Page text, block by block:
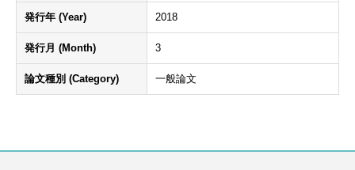
発行年 (Year) 2018
発行月 (Month) 3
論文種別 (Category) 一般論文